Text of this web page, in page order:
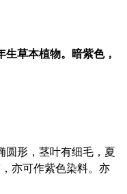
生草本植物。暗紫色，
亦可作紫色染料。亦